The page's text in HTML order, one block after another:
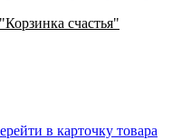
счастья"
в карточку товара